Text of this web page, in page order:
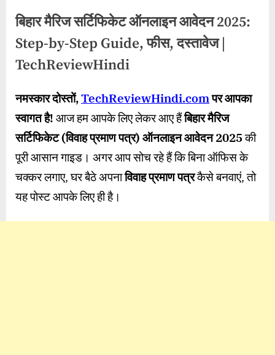
बिहार मैरिज सर्टिफिकेट ऑनलाइन आवेदन 2025:
Step-by-Step Guide, फीस, दस्तावेज |
TechReviewHindi
Posted
on
December 8, 2025
wasimakhter32@gmail.com
No Comments
बिहार
मैरिज
सर्टिफिकेट
ऑनलाइन
आवेदन
2025:
Step-
by-
नमस्कार दोस्तों,TechReviewHindi.comपर आपका
स्वागत है! आज हम आपके लिए लेकर आए हैंबिहार मैरिज
सर्टिफिकेट (विवाह प्रमाण पत्र) ऑनलाइन आवेदन2025की
पूरी आसान गाइड। अगर आप सोच रहे हैं कि बिना ऑफिस के
चक्कर लगाए, घर बैठे अपनाविवाह प्रमाण पत्रकैसे बनवाएं, तो
यह पोस्ट आपके लिए ही है।